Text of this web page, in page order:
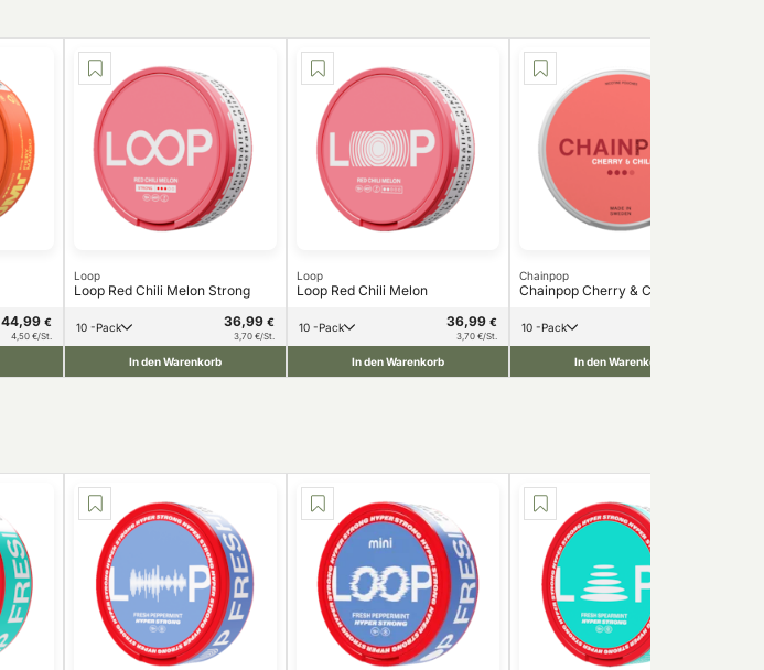
44,99 €
4,50 €/St.
Loop
Loop Red Chili Melon Strong
10 -Pack 36,99 €
3,70 €/St.
In den Warenkorb
Loop
Loop Red Chili Melon
10 -Pack 36,99 €
3,70 €/St.
In den Warenkorb
Chainpop
Chainpop Cherry & Chili 9mg
10 -Pack
In den Warenkorb